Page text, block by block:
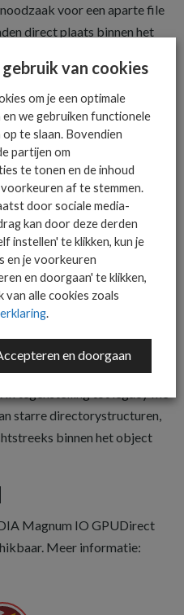
voor een aparte file
direct plaats binnen het
vereist
vereist geen vendor-
tot file-
vereenvoudigt
op beveiligingslekken.
voor
door geïntegreerde metadata,
kunnen worden getagd,
starre directorystructuren,
binnen het object
Magnum IO GPUDirect
Meer informatie:
van cookies
om je een optimale
we gebruiken functionele
te slaan. Bovendien
partijen om
te tonen en de inhoud
af te stemmen.
door sociale media-
kan door deze derden
instellen' te klikken, kun je
en je voorkeuren
en doorgaan' te klikken,
van alle cookies zoals
.
en doorgaan